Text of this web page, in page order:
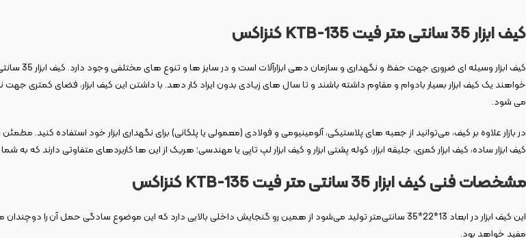
کیف ابزار 35 سانتی متر فیت KTB-135 کنزاکس
خواهند یک کیف ابزار بسیار بادوام و مقاوم داشته باشند و تا سال ‌های زیادی بدون ایراد کار دهد. با داشتن این کیف ابزار، فضای کمتری جهت
می‌ شود.
در بازار علاوه بر کیف، می‌توانید از جعبه ‌های پلاستیکی، آلومینیومی و فولادی (معمولی یا پلکانی) برای نگهداری ابزار خود استفاده
کیف ابزار ساده، کیف ابزار کمری، جلیقه ابزار، کوله ‌پشتی ابزار و کیف ابزار لپ ‌تاپی یا مهندسی؛ هریک از این ‌ها کاربردهای متفاوتی دارند
مشخصات فنی کیف ابزار 35 سانتی متر فیت KTB-135 کنزاکس
این کیف ابزار در ابعاد 13*22*35 سانتی‌متر تولید می‌شود از همین رو گنجایش داخلی بالایی دارد که این موضوع سادگی
مفید خواهد بود.